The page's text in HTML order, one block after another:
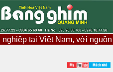
Nam, với nguồn nguyên